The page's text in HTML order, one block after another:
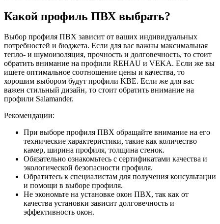
Какой профиль ПВХ выбрать?
Выбор профиля ПВХ зависит от ваших индивидуальных
потребностей и бюджета. Если для вас важны максимальная
тепло- и шумоизоляция, прочность и долговечность, то стоит
обратить внимание на профили REHAU и VEKA. Если же вы
ищете оптимальное соотношение цены и качества, то
хорошим выбором будут профили KBE. Если же для вас
важен стильный дизайн, то стоит обратить внимание на
профили Salamander.
Рекомендации:
При выборе профиля ПВХ обращайте внимание на его
технические характеристики, такие как количество
камер, ширина профиля, толщина стенок.
Обязательно ознакомьтесь с сертификатами качества и
экологической безопасности профиля.
Обратитесь к специалистам для получения консультации
и помощи в выборе профиля.
Не экономьте на установке окон ПВХ, так как от
качества установки зависит долговечность и
эффективность окон.